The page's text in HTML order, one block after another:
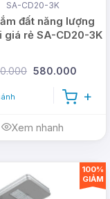
số, đúng chất
trực tiếp tại
đường năng
0978.126.123
SA-CD20-3K
đất năng lượng
giá rẻ SA-CD20-3K
580.000
Xem nhanh
100%
GIẢM